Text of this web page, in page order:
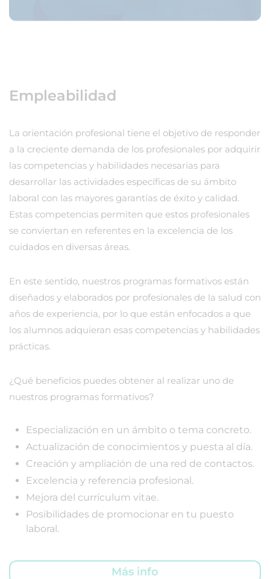
Empleabilidad
La orientación profesional tiene el objetivo de responder
a la creciente demanda de los profesionales por adquirir
las competencias y habilidades necesarias para
desarrollar las actividades específicas de su ámbito
laboral con las mayores garantías de éxito y calidad.
Estas competencias permiten que estos profesionales
se conviertan en referentes en la excelencia de los
cuidados en diversas áreas.
En este sentido, nuestros programas formativos están
diseñados y elaborados por profesionales de la salud con
años de experiencia, por lo que están enfocados a que
los alumnos adquieran esas competencias y habilidades
prácticas.
¿Qué beneficios puedes obtener al realizar uno de
nuestros programas formativos?
Especialización en un ámbito o tema concreto.
Actualización de conocimientos y puesta al día.
Creación y ampliación de una red de contactos.
Excelencia y referencia profesional.
Mejora del currículum vitae.
Posibilidades de promocionar en tu puesto
laboral.
Más info